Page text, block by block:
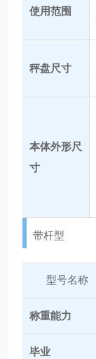
使用范围
秤盘尺寸
本体外形尺
寸
带杆型
型号名称
称重能力
毕业